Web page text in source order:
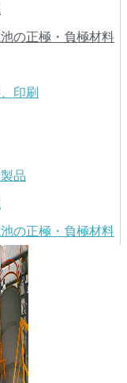
の正極・負極材料
印刷
品
の正極・負極材料